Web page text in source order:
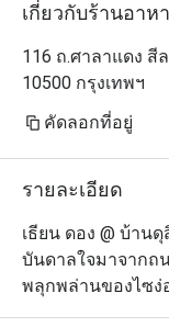
เกี่ยวกับร้านอาห
116 ถ.ศาลาแดง สี
10500 กรุงเทพฯ
คัดลอกที่อยู่
รายละเอียด
เธียน ดอง @ บ้าน
บันดาลใจมาจาก
พลุกพล่านของไซง่
ชายฝั่งอินโดจีน ทา